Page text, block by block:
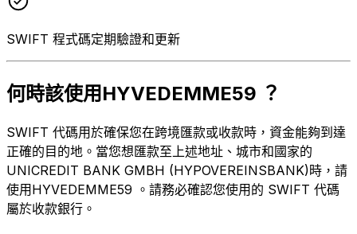
SWIFT 程式碼定期驗證和更新
何時該使用HYVEDEMME59 ？
SWIFT 代碼用於確保您在跨境匯款或收款時，資金能夠到達
正確的目的地。當您想匯款至上述地址、城市和國家的
UNICREDIT BANK GMBH (HYPOVEREINSBANK)時，請
使用HYVEDEMME59 。請務必確認您使用的 SWIFT 代碼
屬於收款銀行。